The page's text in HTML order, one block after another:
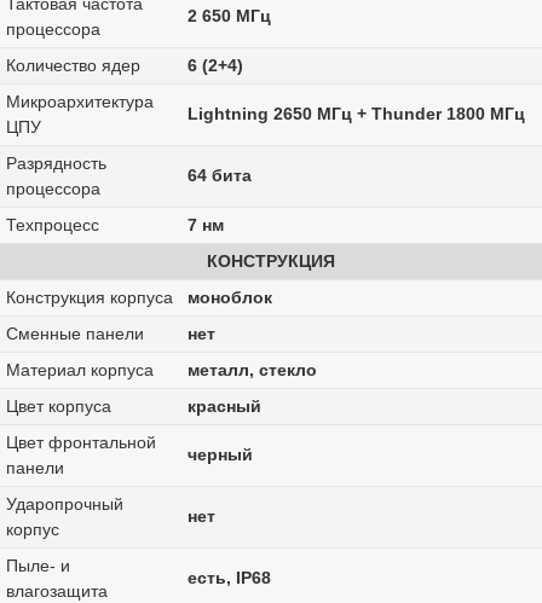
Тактовая частота
процессора
2 650 МГц
Количество ядер
6 (2+4)
Микроархитектура
ЦПУ
Lightning 2650 МГц + Thunder 1800 МГц
Разрядность
процессора
64 бита
Техпроцесс
7 нм
КОНСТРУКЦИЯ
Конструкция корпуса
моноблок
Сменные панели
нет
Материал корпуса
металл, стекло
Цвет корпуса
красный
Цвет фронтальной
панели
черный
Ударопрочный
корпус
нет
Пыле- и
влагозащита
есть, IP68